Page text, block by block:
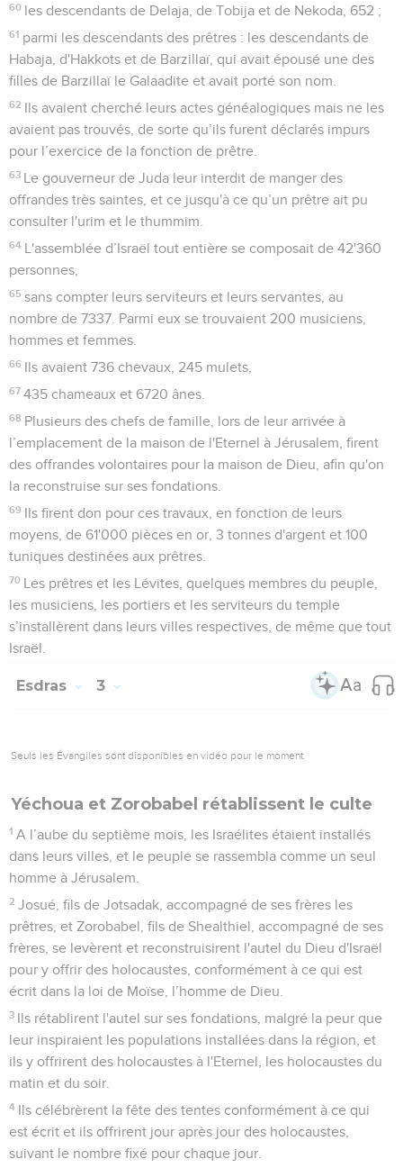
60 les descendants de Delaja, de Tobija et de Nekoda, 652 ;
61 parmi les descendants des prêtres : les descendants de
Habaja, d'Hakkots et de Barzillaï, qui avait épousé une des
filles de Barzillaï le Galaadite et avait porté son nom.
62 Ils avaient cherché leurs actes généalogiques mais ne les
avaient pas trouvés, de sorte qu’ils furent déclarés impurs
pour l’exercice de la fonction de prêtre.
63 Le gouverneur de Juda leur interdit de manger des
offrandes très saintes, et ce jusqu'à ce qu’un prêtre ait pu
consulter l'urim et le thummim.
64 L'assemblée d’Israël tout entière se composait de 42'360
personnes,
65 sans compter leurs serviteurs et leurs servantes, au
nombre de 7337. Parmi eux se trouvaient 200 musiciens,
hommes et femmes.
66 Ils avaient 736 chevaux, 245 mulets,
67 435 chameaux et 6720 ânes.
68 Plusieurs des chefs de famille, lors de leur arrivée à
l’emplacement de la maison de l'Eternel à Jérusalem, firent
des offrandes volontaires pour la maison de Dieu, afin qu'on
la reconstruise sur ses fondations.
69 Ils firent don pour ces travaux, en fonction de leurs
moyens, de 61'000 pièces en or, 3 tonnes d'argent et 100
tuniques destinées aux prêtres.
70 Les prêtres et les Lévites, quelques membres du peuple,
les musiciens, les portiers et les serviteurs du temple
s’installèrent dans leurs villes respectives, de même que tout
Israël.
Esdras 3
Seuls les Évangiles sont disponibles en vidéo pour le moment.
Yéchoua et Zorobabel rétablissent le culte
1 A l’aube du septième mois, les Israélites étaient installés
dans leurs villes, et le peuple se rassembla comme un seul
homme à Jérusalem.
2 Josué, fils de Jotsadak, accompagné de ses frères les
prêtres, et Zorobabel, fils de Shealthiel, accompagné de ses
frères, se levèrent et reconstruisirent l'autel du Dieu d'Israël
pour y offrir des holocaustes, conformément à ce qui est
écrit dans la loi de Moïse, l’homme de Dieu.
3 Ils rétablirent l'autel sur ses fondations, malgré la peur que
leur inspiraient les populations installées dans la région, et
ils y offrirent des holocaustes à l'Eternel, les holocaustes du
matin et du soir.
4 Ils célébrèrent la fête des tentes conformément à ce qui
est écrit et ils offrirent jour après jour des holocaustes,
suivant le nombre fixé pour chaque jour.